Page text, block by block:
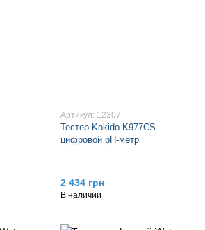
Артикул: 12307
Тестер Kokido K977CS
цифровой рН-метр
2 434 грн
В наличии